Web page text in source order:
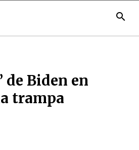
search
de Biden en
trampa